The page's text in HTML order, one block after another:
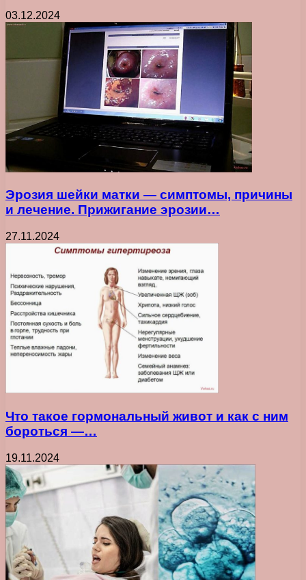
03.12.2024
Эрозия шейки матки — симптомы, причины
и лечение. Прижигание эрозии…
27.11.2024
Что такое гормональный живот и как с ним
бороться —…
19.11.2024